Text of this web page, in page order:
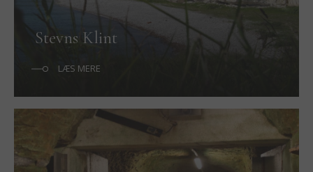
Stevns Klint
LÆS MERE